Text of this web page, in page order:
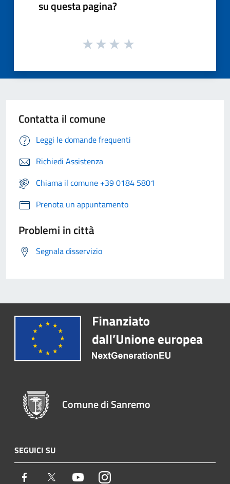
su questa pagina?
Contatta il comune
Leggi le domande frequenti
Richiedi Assistenza
Chiama il comune +39 0184 5801
Prenota un appuntamento
Problemi in città
Segnala disservizio
Comune di Sanremo
SEGUICI SU
Facebook Twitter YoutubeInstagram